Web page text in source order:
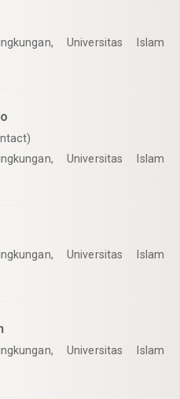
Universitas Islam
Universitas Islam
Universitas Islam
Universitas Islam